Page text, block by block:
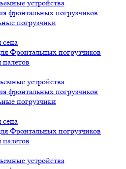
устройства
фронтальных погрузчиков
погрузчики
Фронтальных погрузчиков
устройства
фронтальных погрузчиков
погрузчики
Фронтальных погрузчиков
устройства